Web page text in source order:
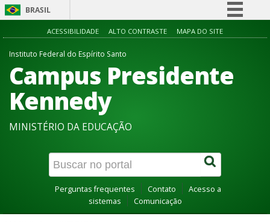
BRASIL
Simplifique!
Participe
Acesso à informação
ACESSIBILIDADE ALTO CONTRASTE MAPA DO SITE
Instituto Federal do Espírito Santo
Campus Presidente
Kennedy
MINISTÉRIO DA EDUCAÇÃO
Perguntas frequentes Contato
Acesso a
sistemas
Comunicação